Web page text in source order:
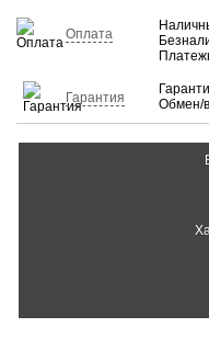
Оплата
Гарантия
Обмен/